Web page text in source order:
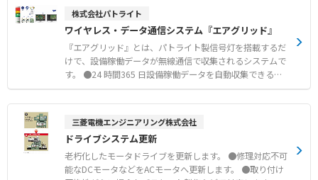
設備と連動させ館内放送も可能です。 ●デジタル入力4
点、デジタル出力1点を搭載しています。（D/DPモデルの
み） ●PoE（Power over Ethernet）に対応。（DPモデル
のみ） ●PLC連携機能。PLCと直接接続ができる為、製造
現場の異常報知も簡単に行えます。
株式会社パトライト
ワイヤレス・データ通信システム『エアグリッド』
『エアグリッド』とは、パトライト製信号灯を搭載するだ
けで、設備稼働データが無線通信で収集されるシステムで
す。 ●24 時間365 日設備稼働データを自動収集できるの
で、手書き日報のデータ入力や分析、資料作成から解放さ
れます。 ●ワイヤレスシステムなので設備のレイアウト変
設備メーカー関係なし ●設備年式関係なし
三菱電機エンジニアリング株式会社
ドライブシステム更新
老朽化したモータドライブを更新します。 ●修理対応不可
能なDCモータなどをACモータへ更新します。 ●取り付け